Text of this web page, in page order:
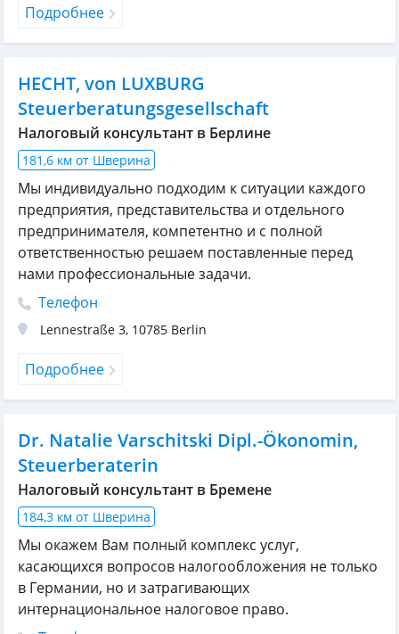
Подробнее
HECHT, von LUXBURG
Steuerberatungsgesellschaft
Налоговый консультант в Берлине
181,6 км от Шверина
Мы индивидуально подходим к ситуации каждого
предприятия, представительства и отдельного
предпринимателя, компетентно и с полной
ответственностью решаем поставленные перед
нами профессиональные задачи.
Телефон
Lennestraße 3, 10785 Berlin
Подробнее
Dr. Natalie Varschitski Dipl.-Ökonomin,
Steuerberaterin
Налоговый консультант в Бремене
184,3 км от Шверина
Мы окажем Вам полный комплекс услуг,
касающихся вопросов налогообложения не только
в Германии, но и затрагивающих
интернациональное налоговое право.